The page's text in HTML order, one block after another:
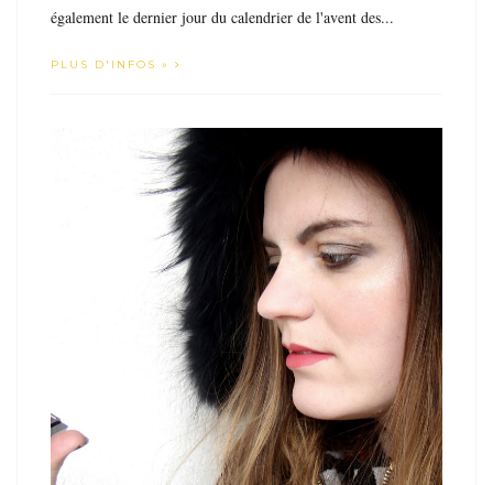
également le dernier jour du calendrier de l'avent des...
PLUS D'INFOS »